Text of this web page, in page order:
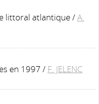
littoral atlantique/A.
en 1997 / F. JELENC